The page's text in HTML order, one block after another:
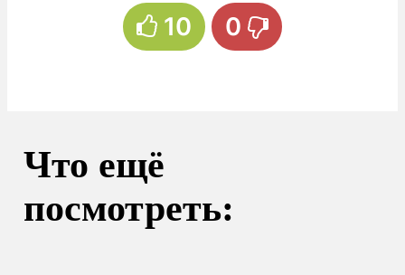
10 0
Что ещё
посмотреть: